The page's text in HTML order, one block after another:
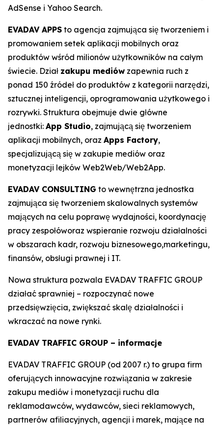
AdSense i Yahoo Search.
EVADAV APPS to agencja zajmująca się tworzeniem i
promowaniem setek aplikacji mobilnych oraz
produktów wśród milionów użytkowników na całym
świecie. Dział zakupu mediów zapewnia ruch z
ponad 150 źródeł do produktów z kategorii narzędzi,
sztucznej inteligencji, oprogramowania użytkowego i
rozrywki. Struktura obejmuje dwie główne
jednostki: App Studio, zajmującą się tworzeniem
aplikacji mobilnych, oraz Apps Factory,
specjalizującą się w zakupie mediów oraz
monetyzacji lejków Web2Web/Web2App.
EVADAV CONSULTING to wewnętrzna jednostka
zajmująca się tworzeniem skalowalnych systemów
mających na celu poprawę wydajności, koordynację
pracy zespołóworaz wspieranie rozwoju działalności
w obszarach kadr, rozwoju biznesowego,marketingu,
finansów, obsługi prawnej i IT.
Nowa struktura pozwala EVADAV TRAFFIC GROUP
działać sprawniej – rozpoczynać nowe
przedsięwzięcia, zwiększać skalę działalności i
wkraczać na nowe rynki.
EVADAV TRAFFIC GROUP – informacje
EVADAV TRAFFIC GROUP (od 2007 r.) to grupa firm
oferujących innowacyjne rozwiązania w zakresie
zakupu mediów i monetyzacji ruchu dla
reklamodawców, wydawców, sieci reklamowych,
partnerów afiliacyjnych, agencji i marek, mające na